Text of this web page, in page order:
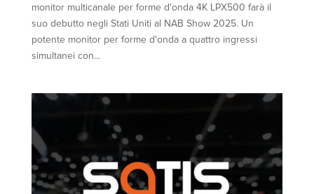
monitor multicanale per forme d'onda 4K LPX500 farà il
suo debutto negli Stati Uniti al NAB Show 2025. Un
potente monitor per forme d'onda a quattro ingressi
simultanei con...